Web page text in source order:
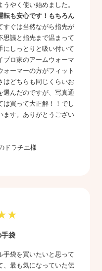
やく使い始めました。
転も安心です！もちろん
すぐは当然ながら指先が
思議と指先まで温まって
にしっとりと吸い付いて
ブロ家のアームウォーマ
ーマーの方がフィット
はどちらも同じくらいお
選んだのですが、写真通
は買って大正解！！でし
ます。ありがとうござい
のドラチエ様
袋
手袋を買いたいと思って
、最も気になっていた伝